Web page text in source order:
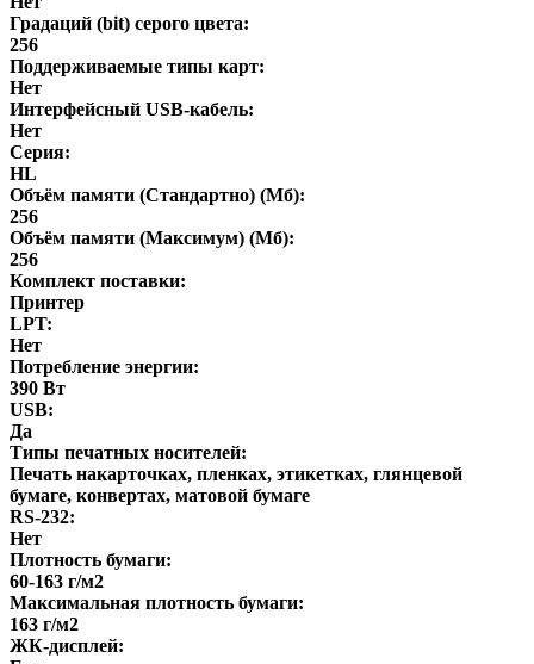
Градаций (bit) серого цвета:
256
Поддерживаемые типы карт:
Нет
Интерфейсный USB-кабель:
Нет
Серия:
HL
Объём памяти (Стандартно) (Мб):
256
Объём памяти (Максимум) (Мб):
256
Комплект поставки:
Принтер
LPT:
Нет
Потребление энергии:
390 Вт
USB:
Да
Типы печатных носителей:
Печать накарточках, пленках, этикетках, глянцевой
бумаге, конвертах, матовой бумаге
RS-232:
Нет
Плотность бумаги:
60-163 г/м2
Максимальная плотность бумаги:
163 г/м2
ЖК-дисплей: